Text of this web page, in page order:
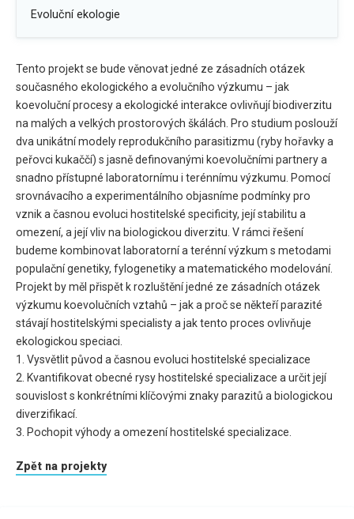
Evoluční ekologie
Tento projekt se bude věnovat jedné ze zásadních otázek
současného ekologického a evolučního výzkumu – jak
koevoluční procesy a ekologické interakce ovlivňují biodiverzitu
na malých a velkých prostorových škálách. Pro studium poslouží
dva unikátní modely reprodukčního parasitizmu (ryby hořavky a
peřovci kukaččí) s jasně definovanými koevolučními partnery a
snadno přístupné laboratornímu i terénnímu výzkumu. Pomocí
srovnávacího a experimentálního objasníme podmínky pro
vznik a časnou evoluci hostitelské specificity, její stabilitu a
omezení, a její vliv na biologickou diverzitu. V rámci řešení
budeme kombinovat laboratorní a terénní výzkum s metodami
populační genetiky, fylogenetiky a matematického modelování.
Projekt by měl přispět k rozluštění jedné ze zásadních otázek
výzkumu koevolučních vztahů – jak a proč se někteří parazité
stávají hostitelskými specialisty a jak tento proces ovlivňuje
ekologickou speciaci.
1. Vysvětlit původ a časnou evoluci hostitelské specializace
2. Kvantifikovat obecné rysy hostitelské specializace a určit její
souvislost s konkrétními klíčovými znaky parazitů a biologickou
diverzifikací.
3. Pochopit výhody a omezení hostitelské specializace.
Zpět na projekty